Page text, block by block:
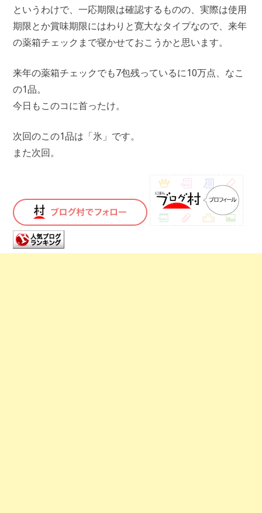
というわけで、一応期限は確認するものの、実際は使用
期限とか賞味期限にはわりと寛大なタイプなので、来年
の薬箱チェックまで寝かせておこうかと思います。
来年の薬箱チェックでも7包残っているに10万点、なこ
の1品。
今日もこのコに首ったけ。
次回のこの1品は「氷」です。
また次回。